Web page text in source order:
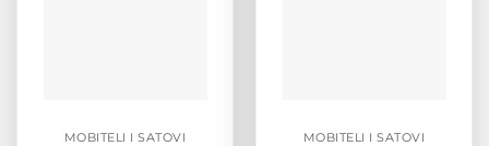
MOBITELI I SATOVI MOBITELI I SATOVI